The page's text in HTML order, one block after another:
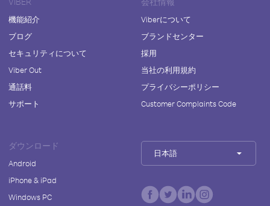
機能紹介
ブログ
セキュリティについて
Viber Out
通話料
サポート
Viberについて
ブランドセンター
採用
当社の利用規約
プライバシーポリシー
Customer Complaints Code
ダウンロード
Android
iPhone & iPad
Windows PC
日本語